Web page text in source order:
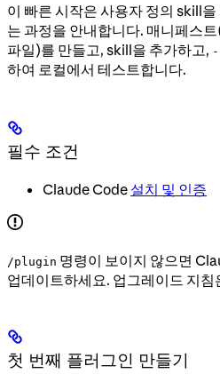
이 빠른 시작은 사용자 정의 skill
는 과정을 안내합니다. 매니페스
파일)를 만들고, skill을 추가하고,
하여 로컬에서 테스트합니다.
필수 조건
Claude Code 설치 및 인증
/plugin 명령이 보이지 않으면
업데이트하세요. 업그레이드 지침
첫 번째 플러그인 만들기